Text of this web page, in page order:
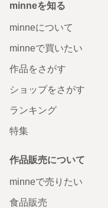
minneを知る
minneについて
minneで買いたい
作品をさがす
ショップをさがす
ランキング
特集
作品販売について
minneで売りたい
食品販売